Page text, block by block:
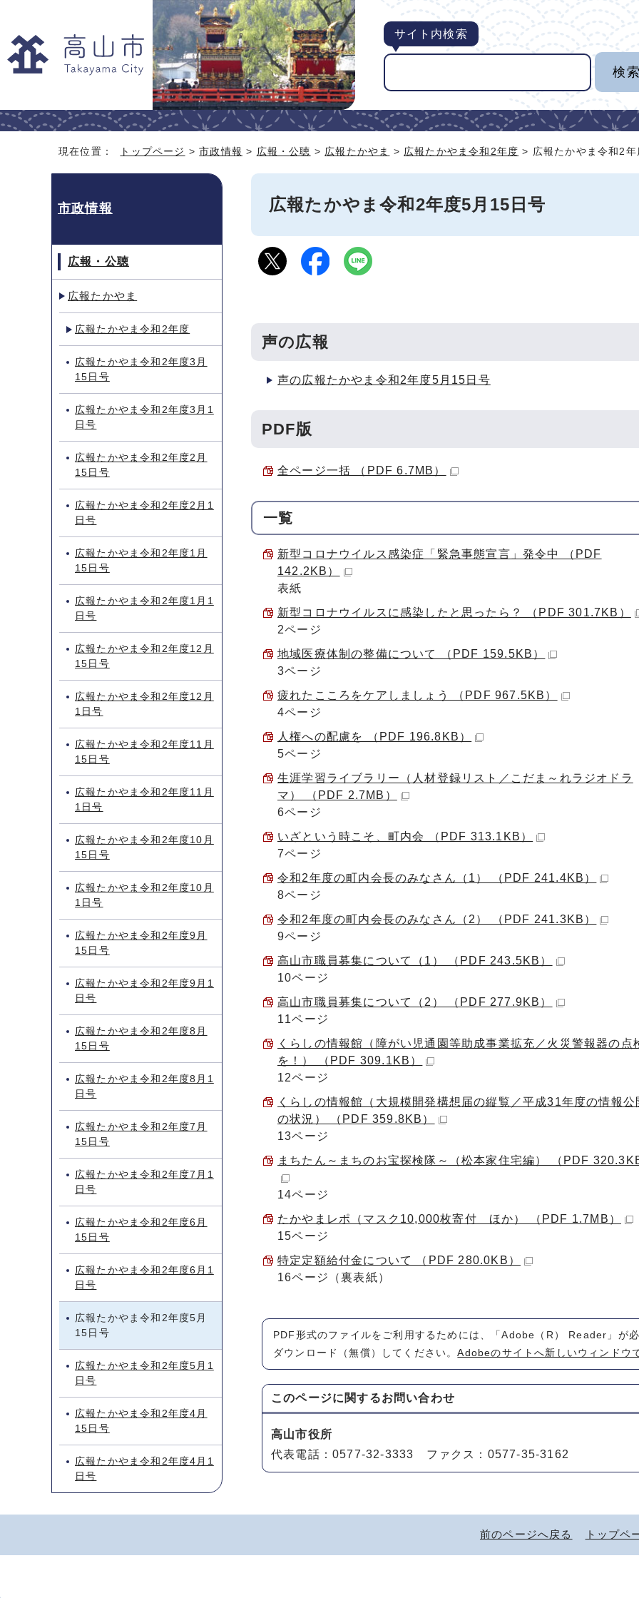
サイト内検索
現在位置： トップページ >市政情報 > 広報・公聴 > 広報たかやま > 広報たかやま令和2年度 > 広報たかやま令和2
広報たかやま令和2年度5月15日号
声の広報
声の広報たかやま令和2年度5月15日号
PDF版
全ページ一括 （PDF 6.7MB）
一覧
新型コロナウイルス感染症「緊急事態宣言」発令中 （PDF
142.2KB）
表紙
新型コロナウイルスに感染したと思ったら？ （PDF 301.7KB）
2ページ
地域医療体制の整備について （PDF 159.5KB）
3ページ
疲れたこころをケアしましょう （PDF 967.5KB）
4ページ
人権への配慮を （PDF 196.8KB）
5ページ
生涯学習ライブラリー（人材登録リスト／こだま～れラジオドラ
マ） （PDF 2.7MB）
6ページ
いざという時こそ、町内会 （PDF 313.1KB）
7ページ
令和2年度の町内会長のみなさん（1） （PDF 241.4KB）
8ページ
令和2年度の町内会長のみなさん（2） （PDF 241.3KB）
9ページ
高山市職員募集について（1） （PDF 243.5KB）
10ページ
高山市職員募集について（2） （PDF 277.9KB）
11ページ
くらしの情報館（障がい児通園等助成事業拡充／火災警報器の点
を！） （PDF 309.1KB）
12ページ
くらしの情報館（大規模開発構想届の縦覧／平成31年度の情報公
の状況） （PDF 359.8KB）
13ページ
まちたん～まちのお宝探検隊～（松本家住宅編） （PDF
14ページ
たかやまレポ（マスク10,000枚寄付 ほか） （PDF 1.7MB）
15ページ
特定定額給付金について （PDF 280.0KB）
16ページ（裏表紙）
PDF形式のファイルをご利用するためには、「Adobe（R） Reader」が
ダウンロード（無償）してください。Adobeのサイトへ新しいウィンドウ
このページに関するお問い合わせ
高山市役所
代表電話：0577-32-3333 ファクス：0577-35-3162
市政情報
広報・公聴
広報たかやま
広報たかやま令和2年度
広報たかやま令和2年度3月
15日号
広報たかやま令和2年度3月1
日号
広報たかやま令和2年度2月
15日号
広報たかやま令和2年度2月1
日号
広報たかやま令和2年度1月
15日号
広報たかやま令和2年度1月1
日号
広報たかやま令和2年度12月
15日号
広報たかやま令和2年度12月
1日号
広報たかやま令和2年度11月
15日号
広報たかやま令和2年度11月
1日号
広報たかやま令和2年度10月
15日号
広報たかやま令和2年度10月
1日号
広報たかやま令和2年度9月
15日号
広報たかやま令和2年度9月1
日号
広報たかやま令和2年度8月
15日号
広報たかやま令和2年度8月1
日号
広報たかやま令和2年度7月
15日号
広報たかやま令和2年度7月1
日号
広報たかやま令和2年度6月
15日号
広報たかやま令和2年度6月1
日号
広報たかやま令和2年度5月
15日号
広報たかやま令和2年度5月1
日号
広報たかやま令和2年度4月
15日号
広報たかやま令和2年度4月1
日号
前のページへ戻る トップペ